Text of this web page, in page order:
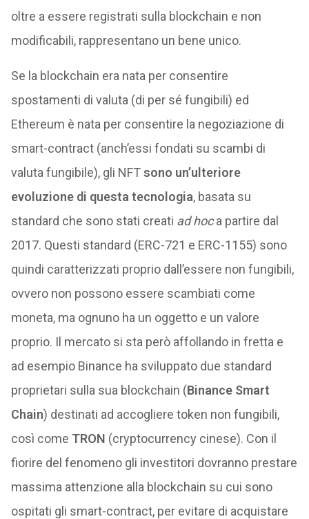
oltre a essere registrati sulla blockchain e non
modificabili, rappresentano un bene unico.
Se la blockchain era nata per consentire
spostamenti di valuta (di per sé fungibili) ed
Ethereum è nata per consentire la negoziazione di
smart-contract (anch’essi fondati su scambi di
valuta fungibile), gli NFTsono un’ulteriore
evoluzione di questa tecnologia, basata su
standard che sono stati creati ad hoca partire dal
2017. Questi standard (ERC-721 e ERC-1155) sono
quindi caratterizzati proprio dall’essere non fungibili,
ovvero non possono essere scambiati come
moneta, ma ognuno ha un oggetto e un valore
proprio. Il mercato si sta però affollando in fretta e
ad esempio Binance ha sviluppato due standard
proprietari sulla sua blockchain (Binance Smart
Chain) destinati ad accogliere token non fungibili,
così come TRON (cryptocurrency cinese). Con il
fiorire del fenomeno gli investitori dovranno prestare
massima attenzione alla blockchain su cui sono
ospitati gli smart-contract, per evitare di acquistare